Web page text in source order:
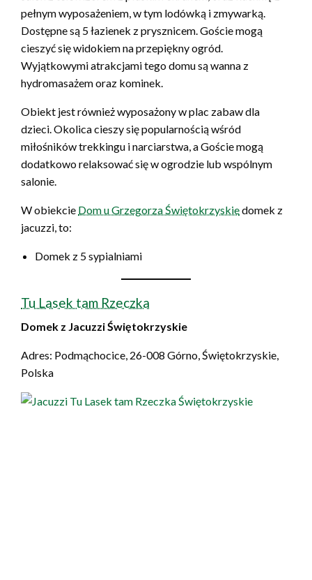
pełnym wyposażeniem, w tym lodówką i zmywarką.
Dostępne są 5 łazienek z prysznicem. Goście mogą
cieszyć się widokiem na przepiękny ogród.
Wyjątkowymi atrakcjami tego domu są wanna z
hydromasażem oraz kominek.
Obiekt jest również wyposażony w plac zabaw dla
dzieci. Okolica cieszy się popularnością wśród
miłośników trekkingu i narciarstwa, a Goście mogą
dodatkowo relaksować się w ogrodzie lub wspólnym
salonie.
W obiekcie Dom u Grzegorza Świętokrzyskiedomek z
jacuzzi, to:
Domek z 5 sypialniami
Tu Lasek tam Rzeczka
Domek z Jacuzzi Świętokrzyskie
Adres: Podmąchocice, 26-008 Górno, Świętokrzyskie,
Polska